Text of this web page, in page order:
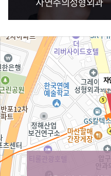
자